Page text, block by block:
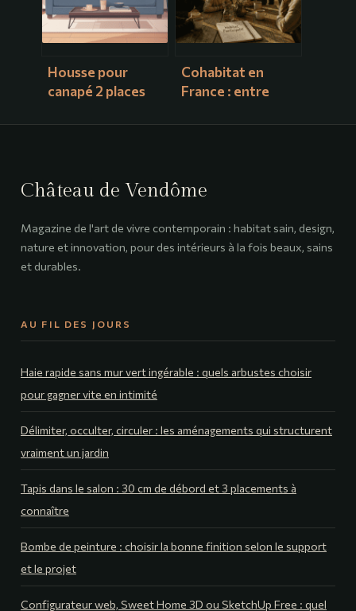
Housse pour
canapé 2 places
comment bien
Cohabitat en
France : entre
réalité immobilière
Château de Vendôme
Magazine de l'art de vivre contemporain : habitat sain, design,
nature et innovation, pour des intérieurs à la fois beaux, sains
et durables.
AU FIL DES JOURS
Haie rapide sans mur vert ingérable : quels arbustes choisir
pour gagner vite en intimité
Délimiter, occulter, circuler : les aménagements qui structurent
vraiment un jardin
Tapis dans le salon : 30 cm de débord et 3 placements à
connaître
Bombe de peinture : choisir la bonne finition selon le support
et le projet
Configurateur web, Sweet Home 3D ou SketchUp Free : quel